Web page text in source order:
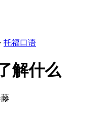
托福口语
解什么